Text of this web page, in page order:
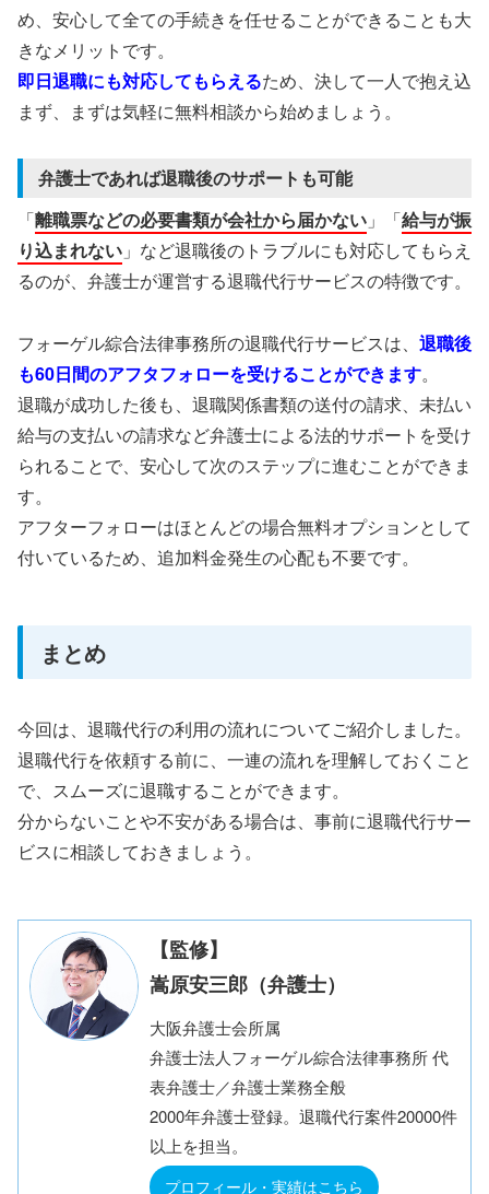
め、安心して全ての手続きを任せることができることも大
きなメリットです。
即日退職にも対応してもらえるため、決して一人で抱え込
まず、まずは気軽に無料相談から始めましょう。
弁護士であれば退職後のサポートも可能
「離職票などの必要書類が会社から届かない 」「給与が振
り込まれない 」など退職後のトラブルにも対応してもらえ
るのが、弁護士が運営する退職代行サービスの特徴です。
フォーゲル綜合法律事務所の退職代行サービスは、 退職後
も60日間のアフタフォローを受けることができます。
退職が成功した後も、退職関係書類の送付の請求、未払い
給与の支払いの請求など弁護士による法的サポートを受け
られることで、安心して次のステップに進むことができま
す。
アフターフォローはほとんどの場合無料オプションとして
付いているため、追加料金発生の心配も不要です。
まとめ
今回は、退職代行の利用の流れについてご紹介しました。
退職代行を依頼する前に、一連の流れを理解しておくこと
で、スムーズに退職することができます。
分からないことや不安がある場合は、事前に退職代行サー
ビスに相談しておきましょう。
【監修】
嵩原安三郎（弁護士）
大阪弁護士会所属
弁護士法人フォーゲル綜合法律事務所 代
表弁護士／弁護士業務全般
2000年弁護士登録。退職代行案件20000件
以上を担当。
プロフィール・実績はこちら